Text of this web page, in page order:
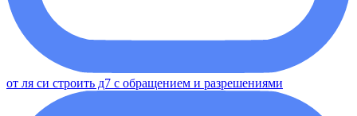
от ля си строить д7 с обращением и разрешениями​